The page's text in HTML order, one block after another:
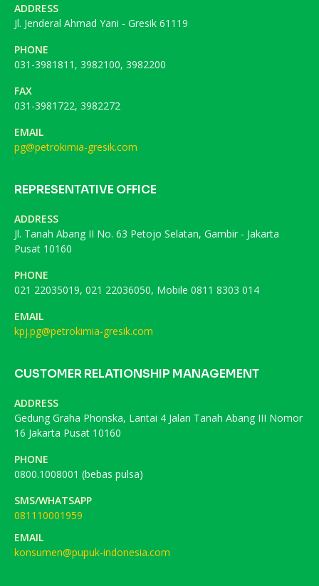
ADDRESS
Jl. Jenderal Ahmad Yani - Gresik 61119
PHONE
031-3981811, 3982100, 3982200
FAX
031-3981722, 3982272
EMAIL
pg@petrokimia-gresik.com
REPRESENTATIVE OFFICE
ADDRESS
Jl. Tanah Abang II No. 63 Petojo Selatan, Gambir - Jakarta
Pusat 10160
PHONE
021 22035019, 021 22036050, Mobile 0811 8303 014
EMAIL
kpj.pg@petrokimia-gresik.com
CUSTOMER RELATIONSHIP MANAGEMENT
ADDRESS
Gedung Graha Phonska, Lantai 4 Jalan Tanah Abang III Nomor
16 Jakarta Pusat 10160
PHONE
0800.1008001 (bebas pulsa)
SMS/WHATSAPP
081110001959
EMAIL
konsumen@pupuk-indonesia.com